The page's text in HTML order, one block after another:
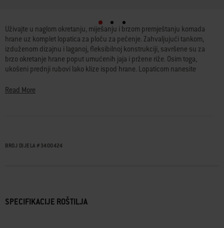
Uživajte u naglom okretanju, miješanju i brzom premještanju komada
hrane uz komplet lopatica za ploču za pečenje. Zahvaljujući tankom,
izduženom dizajnu i laganoj, fleksibilnoj konstrukciji, savršene su za
brzo okretanje hrane poput umućenih jaja i pržene riže. Osim toga,
ukošeni prednji rubovi lako klize ispod hrane. Lopaticom nanesite
toga ih stavite u perilicu posuđa za jednostavno čišćenje.
• Kosi prednji rub lako klizi ispod hrane
Read More
BROJ DIJELA # 3400424
SPECIFIKACIJE ROŠTILJA